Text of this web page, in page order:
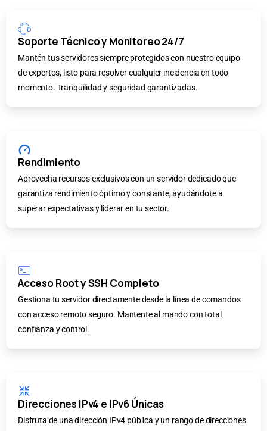
Soporte Técnico y Monitoreo 24/7
Mantén tus servidores siempre protegidos con nuestro equipo
de expertos, listo para resolver cualquier incidencia en todo
momento. Tranquilidad y seguridad garantizadas.
Rendimiento
Aprovecha recursos exclusivos con un servidor dedicado que
garantiza rendimiento óptimo y constante, ayudándote a
superar expectativas y liderar en tu sector.
Acceso Root y SSH Completo
Gestiona tu servidor directamente desde la línea de comandos
con acceso remoto seguro. Mantente al mando con total
confianza y control.
Direcciones IPv4 e IPv6 Únicas
Disfruta de una dirección IPv4 pública y un rango de direcciones